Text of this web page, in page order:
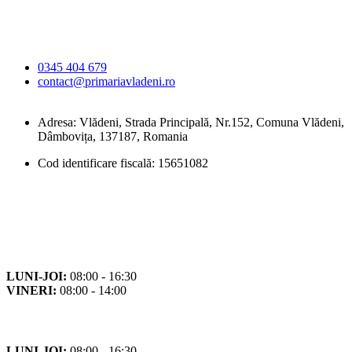
0345 404 679
contact@primariavladeni.ro
Adresa: Vlădeni, Strada Principală, Nr.152, Comuna Vlădeni,
Dâmbovița, 137187, Romania
Cod identificare fiscală: 15651082
LUNI-JOI: 08:00 - 16:30
VINERI: 08:00 - 14:00